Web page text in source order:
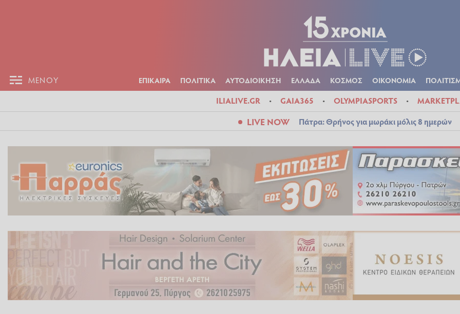
ΜΕΝΟΥ ΕΠΙΚΑΙΡΑ ΠΟΛΙΤΙΚΑ ΑΥΤΟΔΙΟΙΚΗΣΗ ΕΛΛΑΔΑ ΚΟΣΜΟΣ ΟΙΚΟΝΟΜΙΑ
ILIALIVE.GR GAIA365 OLYMPIASPORTS
LIVE NOW Πάτρα: Θρήνος για μωράκι μόλις 8 ημερών